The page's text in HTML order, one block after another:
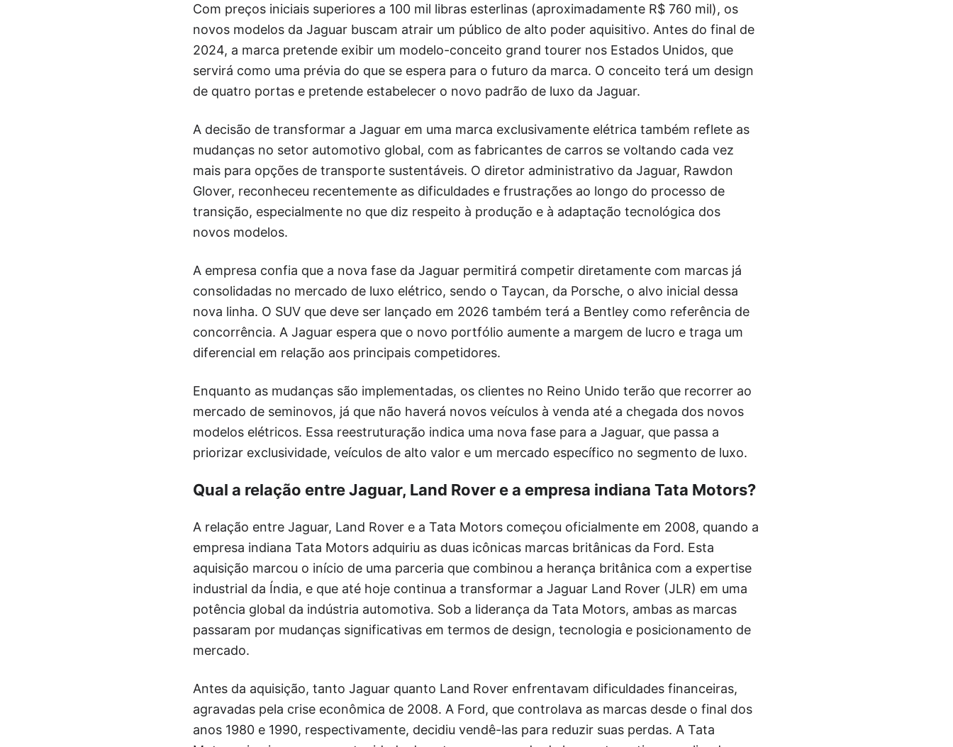
Com preços iniciais superiores a 100 mil libras esterlinas (aproximadamente R$ 760 mil), os
novos modelos da Jaguar buscam atrair um público de alto poder aquisitivo. Antes do final de
2024, a marca pretende exibir um modelo-conceito grand tourer nos Estados Unidos, que
servirá como uma prévia do que se espera para o futuro da marca. O conceito terá um design
de quatro portas e pretende estabelecer o novo padrão de luxo da Jaguar.
A decisão de transformar a Jaguar em uma marca exclusivamente elétrica também reflete as
mudanças no setor automotivo global, com as fabricantes de carros se voltando cada vez
mais para opções de transporte sustentáveis. O diretor administrativo da Jaguar, Rawdon
Glover, reconheceu recentemente as dificuldades e frustrações ao longo do processo de
transição, especialmente no que diz respeito à produção e à adaptação tecnológica dos
novos modelos.
A empresa confia que a nova fase da Jaguar permitirá competir diretamente com marcas já
consolidadas no mercado de luxo elétrico, sendo o Taycan, da Porsche, o alvo inicial dessa
nova linha. O SUV que deve ser lançado em 2026 também terá a Bentley como referência de
concorrência. A Jaguar espera que o novo portfólio aumente a margem de lucro e traga um
diferencial em relação aos principais competidores.
Enquanto as mudanças são implementadas, os clientes no Reino Unido terão que recorrer ao
mercado de seminovos, já que não haverá novos veículos à venda até a chegada dos novos
modelos elétricos. Essa reestruturação indica uma nova fase para a Jaguar, que passa a
priorizar exclusividade, veículos de alto valor e um mercado específico no segmento de luxo.
Qual a relação entre Jaguar, Land Rover e a empresa indiana Tata Motors?
A relação entre Jaguar, Land Rover e a Tata Motors começou oficialmente em 2008, quando a
empresa indiana Tata Motors adquiriu as duas icônicas marcas britânicas da Ford. Esta
aquisição marcou o início de uma parceria que combinou a herança britânica com a expertise
industrial da Índia, e que até hoje continua a transformar a Jaguar Land Rover (JLR) em uma
potência global da indústria automotiva. Sob a liderança da Tata Motors, ambas as marcas
passaram por mudanças significativas em termos de design, tecnologia e posicionamento de
mercado.
Antes da aquisição, tanto Jaguar quanto Land Rover enfrentavam dificuldades financeiras,
agravadas pela crise econômica de 2008. A Ford, que controlava as marcas desde o final dos
anos 1980 e 1990, respectivamente, decidiu vendê-las para reduzir suas perdas. A Tata